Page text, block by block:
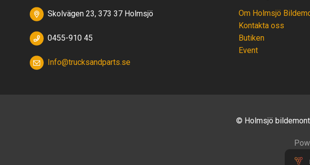
Skolvägen 23, 373 37 Holmsjö
0455-910 45
Info@trucksandparts.se
Om Holmsjö
Kontakta oss
Butiken
Event
© Holmsjö